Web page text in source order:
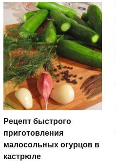
Рецепт быстрого
приготовления
малосольных огурцов в
кастрюле